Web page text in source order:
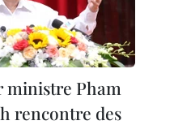
ministre Pham
rencontre des